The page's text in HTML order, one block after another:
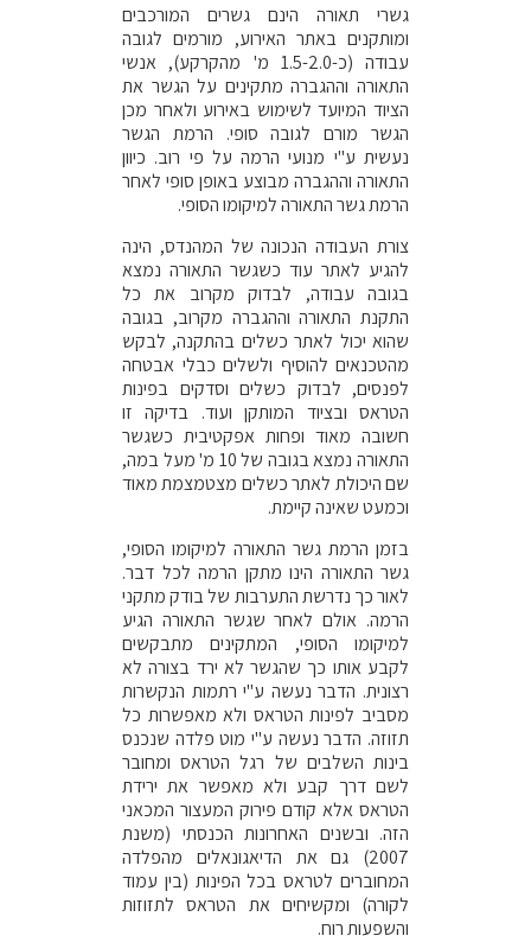
גשרי תאורה הינם גשרים המורכבים
ומותקנים באתר האירוע, מורמים לגובה
עבודה (כ-1.5-2.0 מ' מהקרקע), אנשי
התאורה וההגברה מתקינים על הגשר את
הציוד המיועד לשימוש באירוע ולאחר מכן
הגשר מורם לגובה סופי. הרמת הגשר
נעשית ע"י מנועי הרמה על פי רוב. כיוון
התאורה וההגברה מבוצע באופן סופי לאחר
הרמת גשר התאורה למיקומו הסופי.
צורת העבודה הנכונה של המהנדס, הינה
להגיע לאתר עוד כשגשר התאורה נמצא
בגובה עבודה, לבדוק מקרוב את כל
התקנת התאורה וההגברה מקרוב, בגובה
שהוא יכול לאתר כשלים בהתקנה, לבקש
מהטכנאים להוסיף ולשלים כבלי אבטחה
לפנסים, לבדוק כשלים וסדקים בפינות
הטראס ובציוד המותקן ועוד. בדיקה זו
חשובה מאוד ופחות אפקטיבית כשגשר
התאורה נמצא בגובה של 10 מ' מעל במה,
שם היכולת לאתר כשלים מצטמצמת מאוד
וכמעט שאינה קיימת.
בזמן הרמת גשר התאורה למיקומו הסופי,
גשר התאורה הינו מתקן הרמה לכל דבר.
לאור כך נדרשת התערבות של בודק מתקני
הרמה. אולם לאחר שגשר התאורה הגיע
למיקומו הסופי, המתקינים מתבקשים
לקבע אותו כך שהגשר לא ירד בצורה לא
רצונית. הדבר נעשה ע"י רתמות הנקשרות
מסביב לפינות הטראס ולא מאפשרות כל
תזוזה. הדבר נעשה ע"י מוט פלדה שנכנס
בינות השלבים של רגל הטראס ומחובר
לשם דרך קבע ולא מאפשר את ירידת
הטראס אלא קודם פירוק המעצור המכאני
הזה. ובשנים האחרונות הכנסתי (משנת
2007) גם את הדיאגונאלים מהפלדה
המחוברים לטראס בכל הפינות (בין עמוד
לקורה) ומקשיחים את הטראס לתזוזות
והשפעות רוח.